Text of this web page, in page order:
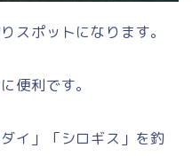
スポットになります。
便利です。
イ」「シロギス」を釣